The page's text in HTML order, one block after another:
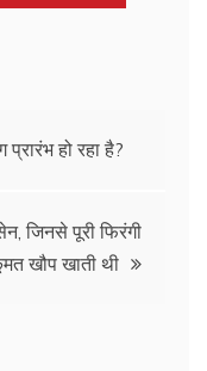
हो रहा है?
जिनसे पूरी फिरंगी
खौप खाती थी